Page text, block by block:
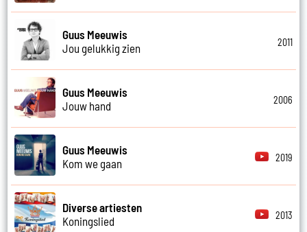
Guus Meeuwis
Jou gelukkig zien
2011
Guus Meeuwis
Jouw hand
2006
Guus Meeuwis
Kom we gaan
2019
Diverse artiesten
Koningslied
2013